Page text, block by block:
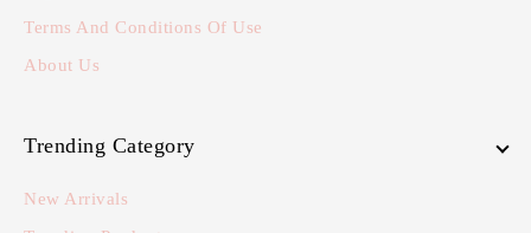
Terms And Conditions Of Use
About Us
Trending Category
New Arrivals